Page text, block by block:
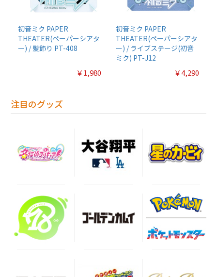
初音ミク PAPER
THEATER(ペーパーシアタ
ー) / 髪飾り PT-408
￥1,980
初音ミク PAPER
THEATER(ペーパーシアタ
ー) / ライブステージ(初音
ミク) PT-J12
￥4,290
注目のグッズ